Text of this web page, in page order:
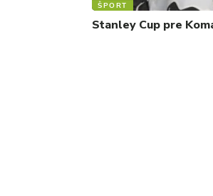
ŠPORT
Stanley Cup pre